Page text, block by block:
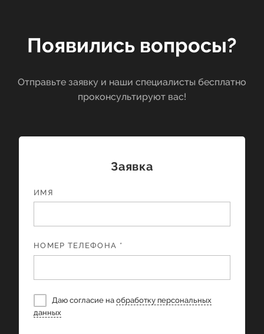
Появились вопросы?
Отправьте заявку и наши специалисты бесплатно
проконсультируют вас!
Заявка
ИМЯ
НОМЕР ТЕЛЕФОНА *
Даю согласие на обработку персональных
данных